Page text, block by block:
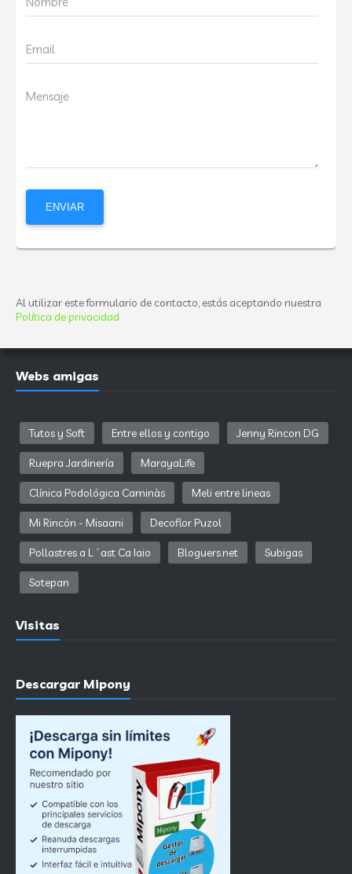
Email
Mensaje
Al utilizar este formulario de contacto, estás aceptando nuestra
Política de privacidad
Webs amigas
Tutos y Soft Entre ellos y contigo Jenny Rincon DG
Ruepra Jardinería MarayaLife
Clínica Podológica Caminàs Meli entre lineas
Mi Rincón - Misaani Decoflor Puzol
Pollastres a L´ast Ca Iaio Bloguers.net Subigas
Sotepan
Visitas
Descargar Mipony